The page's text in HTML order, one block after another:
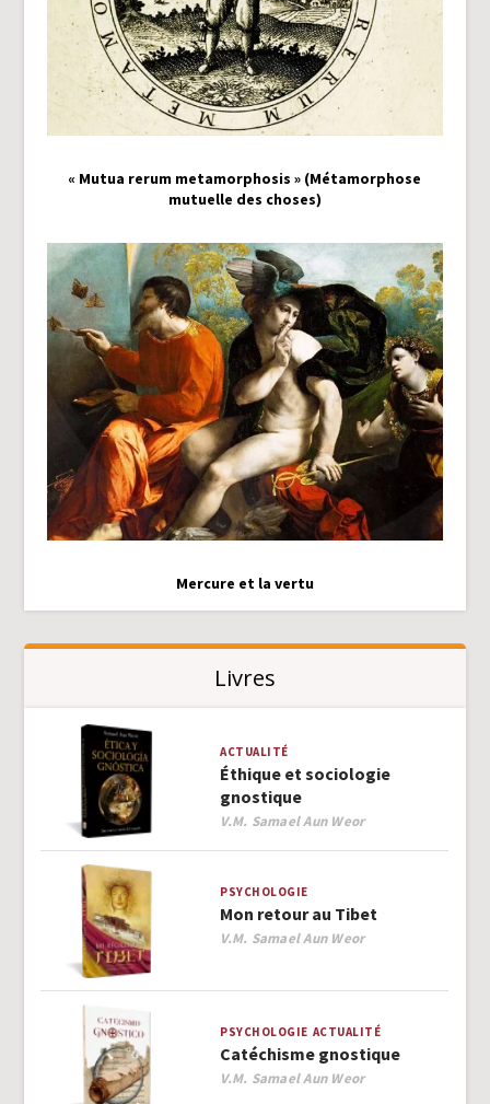
« Mutua rerum metamorphosis » (Métamorphose
mutuelle des choses)
Mercure et la vertu
Livres
ACTUALITÉ
Éthique et sociologie
gnostique
Author
V.M. Samael Aun Weor
PSYCHOLOGIE
Mon retour au Tibet
Author
V.M. Samael Aun Weor
PSYCHOLOGIE ACTUALITÉ
Catéchisme gnostique
Author
V.M. Samael Aun Weor